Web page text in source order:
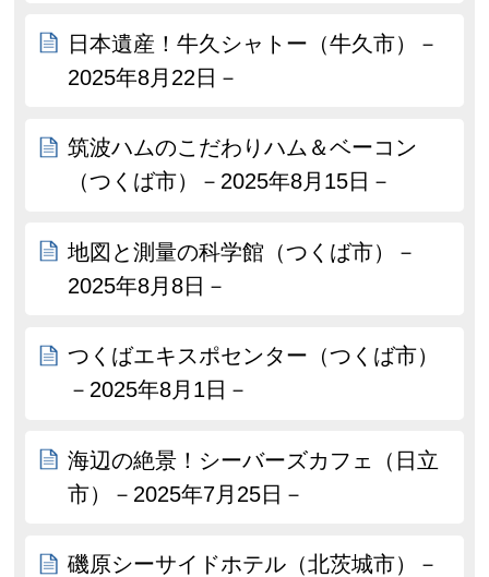
日本遺産！牛久シャトー（牛久市）－
2025年8月22日－
筑波ハムのこだわりハム＆ベーコン
（つくば市）－2025年8月15日－
地図と測量の科学館（つくば市）－
2025年8月8日－
つくばエキスポセンター（つくば市）
－2025年8月1日－
海辺の絶景！シーバーズカフェ（日立
市）－2025年7月25日－
磯原シーサイドホテル（北茨城市）－